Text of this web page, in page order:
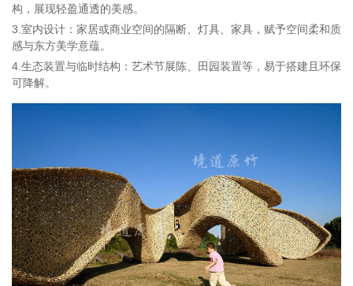
构，展现轻盈通透的美感。
3.室内设计：家居或商业空间的隔断、灯具、家具，赋予空间柔和质
感与东方美学意蕴。
4.生态装置与临时结构：艺术节展陈、田园装置等，易于搭建且环保
可降解。